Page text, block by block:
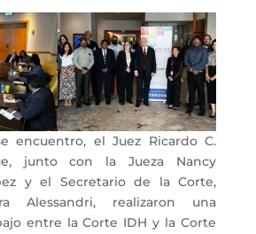
encuentro, el Juez Ricardo C.
junto con la Jueza Nancy
y el Secretario de la Corte,
Alessandri, realizaron una
entre la Corte IDH y la Corte